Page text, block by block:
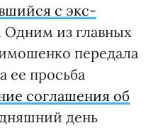
с экс-
Одним из главных
передала
ее просьба
соглашения об
день